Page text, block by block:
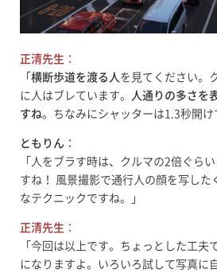
正清先生 ：
「 横断歩道を渡る人 を見てください。
に人はブレています。
人通りの多さを
すね。ちなみにシャッターは1.3秒開け
ともりん ：
「人をブラす時は、クルマの2倍ぐら
すね！ 風景撮影で通行人の顔を写した
なテクニックですね。」
正清先生 ：
「今回は以上です。ちょっとした工夫
になりますよ。いろいろ試して写真に